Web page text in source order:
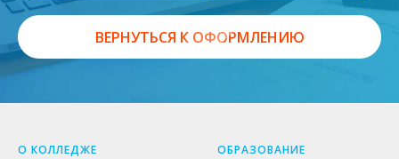
ВЕРНУТЬСЯ К ОФОРМЛЕНИЮ
О КОЛЛЕДЖЕ
ОБРАЗОВАНИЕ